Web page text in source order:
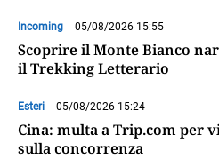
Incoming 05/08/2026 15:55
Scoprire il Monte Bianco
il Trekking Letterario
Esteri 05/08/2026 15:24
Cina: multa a Trip.com per
sulla concorrenza